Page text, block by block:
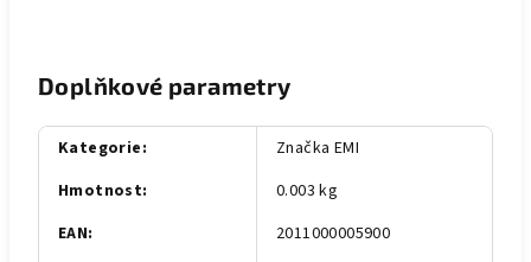
Doplňkové parametry
Kategorie:
Značka EMI
Hmotnost:
0.003 kg
EAN:
2011000005900